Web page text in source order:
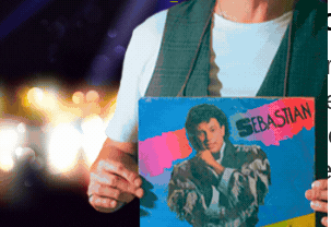
le ganaron a la
El repunte de las
estuvo impulsado por el
privado, mientras que los
públicos volvieron a
compra.